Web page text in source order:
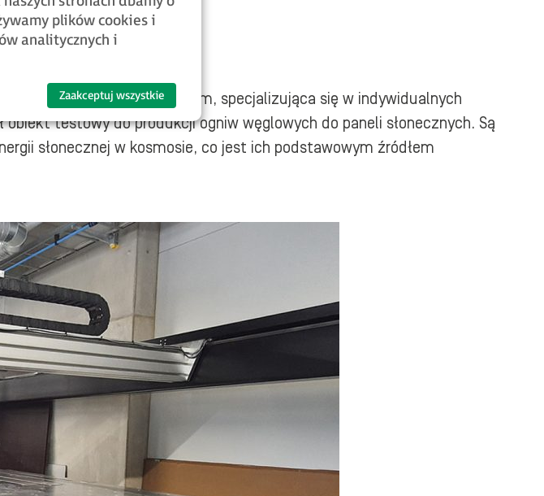
nad Jeziorem Bodeńskim, specjalizująca się w indywidualnych
testowy do produkcji ogniw węglowych do paneli słonecznych. Są
słonecznej w kosmosie, co jest ich podstawowym źródłem
plików cookies i
analitycznych i
Zaakceptuj wszystkie